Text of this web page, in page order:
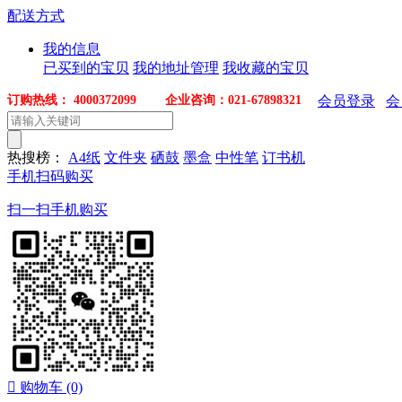
配送方式
我的信息
已买到的宝贝 我的地址管理 我收藏的宝贝
订购热线： 4000372099 企业咨询：021-67898321 会员登录
热搜榜： A4纸 文件夹 硒鼓 墨盒 中性笔 订书机
手机扫码购买
扫一扫手机购买
 购物车 (0)